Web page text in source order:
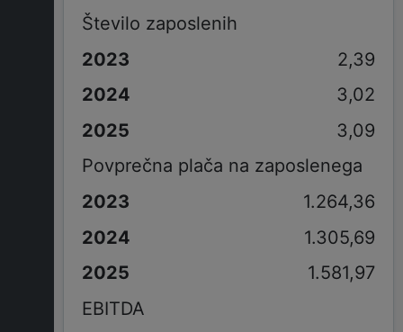
Število zaposlenih
2,39
3,02
3,09
Povprečna plača na zaposlenega
1.264,36
1.305,69
1.581,97
EBITDA